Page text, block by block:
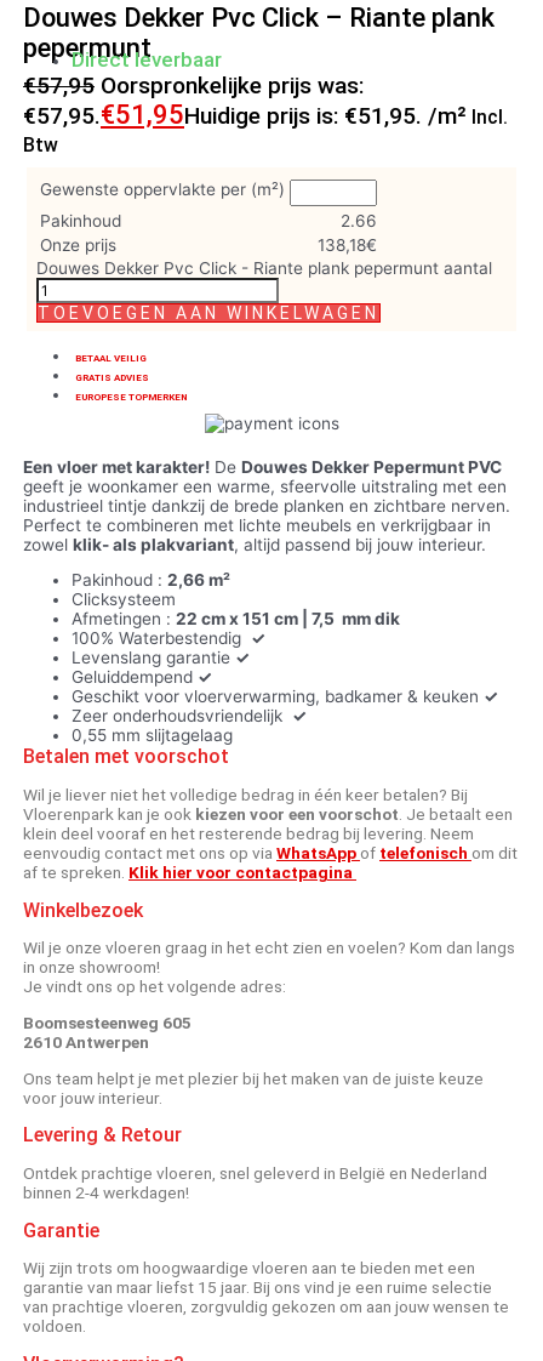
Douwes Dekker Pvc Click – Riante plank
pepermunt
Direct leverbaar
€57,95 Oorspronkelijke prijs was:
€57,95.€51,95Huidige prijs is: €51,95. /m² Incl.
Btw
Gewenste oppervlakte per (m²)
Pakinhoud
2.66
Onze prijs
€
138,18
Douwes Dekker Pvc Click - Riante plank pepermunt aantal
TOEVOEGEN AAN WINKELWAGEN
BETAAL VEILIG
GRATIS ADVIES
EUROPESE TOPMERKEN
Een vloer met karakter! De Douwes Dekker Pepermunt PVC
geeft je woonkamer een warme, sfeervolle uitstraling met een
industrieel tintje dankzij de brede planken en zichtbare nerven.
Perfect te combineren met lichte meubels en verkrijgbaar in
zowel klik- als plakvariant, altijd passend bij jouw interieur.
Pakinhoud : 2,66 m²
Clicksysteem
Afmetingen : 22 cm x 151 cm | 7,5 mm dik
100% Waterbestendig ✓
Levenslang garantie ✓
Geluiddempend ✓
Geschikt voor vloerverwarming, badkamer & keuken ✓
Zeer onderhoudsvriendelijk ✓
0,55 mm slijtagelaag
Betalen met voorschot
Wil je liever niet het volledige bedrag in één keer betalen? Bij
Vloerenpark kan je ook kiezen voor een voorschot . Je betaalt een
klein deel vooraf en het resterende bedrag bij levering. Neem
eenvoudig contact met ons op via WhatsApp of telefonisch om dit
af te spreken. Klik hier voor contactpagina
Winkelbezoek
Wil je onze vloeren graag in het echt zien en voelen? Kom dan langs
in onze showroom!
Je vindt ons op het volgende adres:
Boomsesteenweg 605
2610 Antwerpen
Ons team helpt je met plezier bij het maken van de juiste keuze
voor jouw interieur.
Levering & Retour
Ontdek prachtige vloeren, snel geleverd in België en Nederland
binnen 2-4 werkdagen!
Garantie
Wij zijn trots om hoogwaardige vloeren aan te bieden met een
garantie van maar liefst 15 jaar. Bij ons vind je een ruime selectie
van prachtige vloeren, zorgvuldig gekozen om aan jouw wensen te
voldoen.